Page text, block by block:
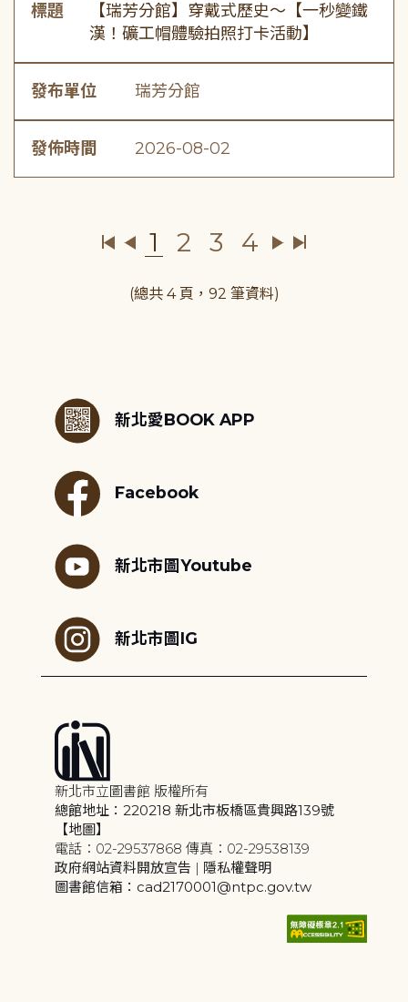
標題
【瑞芳分館】穿戴式歷史〜【一秒變鐵
漢！礦工帽體驗拍照打卡活動】
發布單位 瑞芳分館
發佈時間 2026-08-02
1 2 3 4
(總共 4 頁，92 筆資料)
新北愛BOOK APP
Facebook
新北市圖Youtube
新北市圖IG
新北市立圖書館 版權所有
總館地址：220218 新北市板橋區貴興路139號
【地圖】
電話：02-29537868 傳真：02-29538139
政府網站資料開放宣告 | 隱私權聲明
圖書館信箱：cad2170001@ntpc.gov.tw